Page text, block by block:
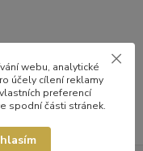
webu, analytické
účely cílení reklamy
preferencí
spodní části stránek.